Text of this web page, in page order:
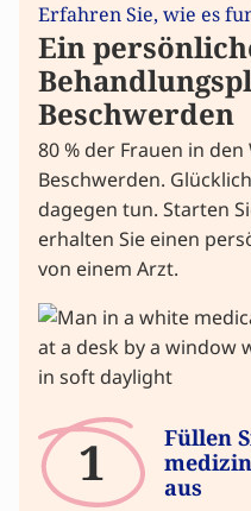
Erfahren Sie, wie es
Ein
Beschwerden
80 % der Frauen in
Beschwerden.
dagegen tun. Starten
erhalten Sie einen
von einem Arzt.
1
Füllen
aus